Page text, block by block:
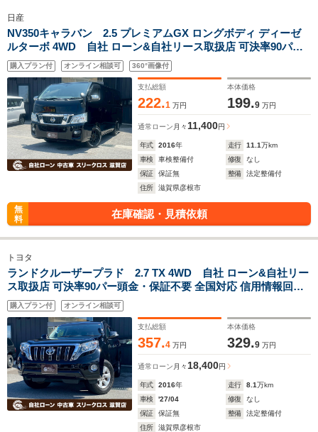
日産
NV350キャラバン 2.5 プレミアムGX ロングボディ ディーゼ
ルターボ 4WD 自社 ローン&自社リース取扱店 可決率90パー
頭金・保証人不要 全国対応 信用情報回復 新車自社 ローン 高
級車 自社 ローン(残価設定可) 自営業OK 最大120回払い ローン
相 談 窓口 自社大型整備工場 仮審査可
購入プラン付 オンライン相談可 360°画像付
支払総額
222.1 万円
本体価格
199.9 万円
通常ローン 月々 11,400円
年式 2016年 走行 11.1万km
車検
車検整備付 修復
なし
保証
保証無 整備
法定整備付
住所
滋賀県彦根市
無
料
在庫確認・見積依頼
トヨタ
ランドクルーザープラド 2.7 TX 4WD 自社 ローン&自社リー
ス取扱店 可決率90パー頭金・保証不要 全国対応 信用情報回復
新車自社 ローン 高 級車 自社 ローン(残価設定可) 自営業OK 最
大120回払い ローン 相 談 窓口 自社大型整備工場 仮審査可
購入プラン付 オンライン相談可
支払総額
357.4 万円
本体価格
329.9 万円
通常ローン 月々 18,400円
年式 2016年 走行 8.1万km
車検
'27/04 修復
なし
保証
保証無 整備
法定整備付
住所
滋賀県彦根市